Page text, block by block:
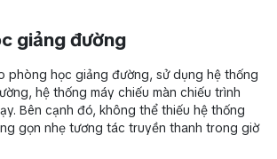
giảng đường
phòng học giảng đường, sử dụng hệ thống
hệ thống máy chiếu màn chiếu trình
Bên cạnh đó, không thể thiếu hệ thống
gọn nhẹ tương tác truyền thanh trong giờ